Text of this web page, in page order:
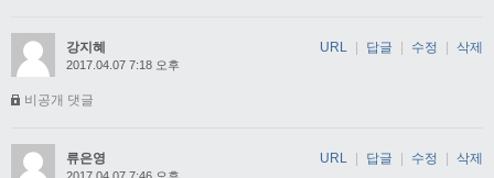
강지혜
2017.04.07 7:18 오후
비공개 댓글
URL 답글 수정 삭제
류은영 URL 답글 수정 삭제